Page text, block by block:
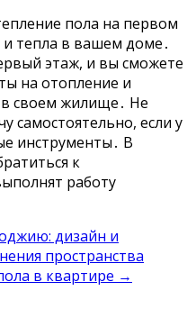
пола на первом
тепла в вашем доме․
этаж, и вы сможете
на отопление и
своем жилище․ Не
самостоятельно, если у
инструменты․ В
к
работу
дизайн и
пространства
в квартире →